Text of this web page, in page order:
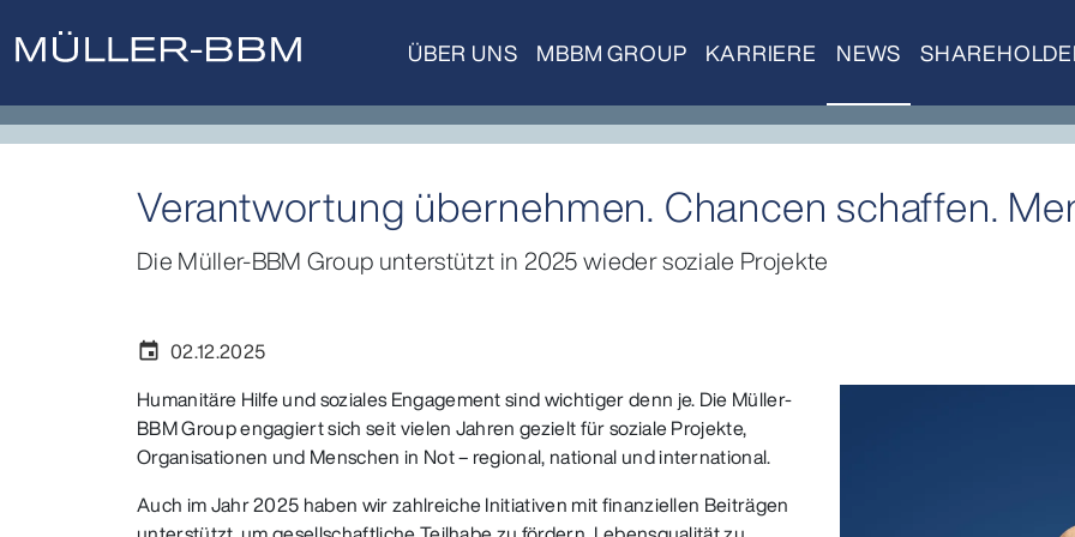
ÜBER UNS MBBM GROUP KARRIERE NEWS
Verantwortung übernehmen. Chancen schaffen.
Die Müller-BBM Group unterstützt in 2025 wieder soziale Projekte
event 02.12.2025
Humanitäre Hilfe und soziales Engagement sind wichtiger denn je. Die Müller-
BBM Group engagiert sich seit vielen Jahren gezielt für soziale Projekte,
Organisationen und Menschen in Not – regional, national und international.
Auch im Jahr 2025 haben wir zahlreiche Initiativen mit finanziellen Beiträgen